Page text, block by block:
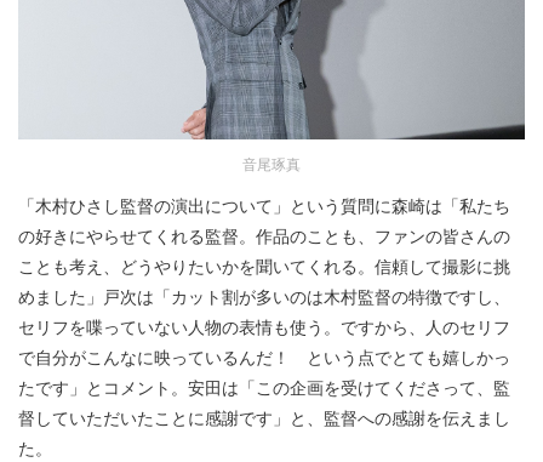
音尾琢真
「木村ひさし監督の演出について」という質問に森崎は「私たち
の好きにやらせてくれる監督。作品のことも、ファンの皆さんの
ことも考え、どうやりたいかを聞いてくれる。信頼して撮影に挑
めました」戸次は「カット割が多いのは木村監督の特徴ですし、
セリフを喋っていない人物の表情も使う。ですから、人のセリフ
で自分がこんなに映っているんだ！ という点でとても嬉しかっ
たです」とコメント。安田は「この企画を受けてくださって、監
督していただいたことに感謝です」と、監督への感謝を伝えまし
た。